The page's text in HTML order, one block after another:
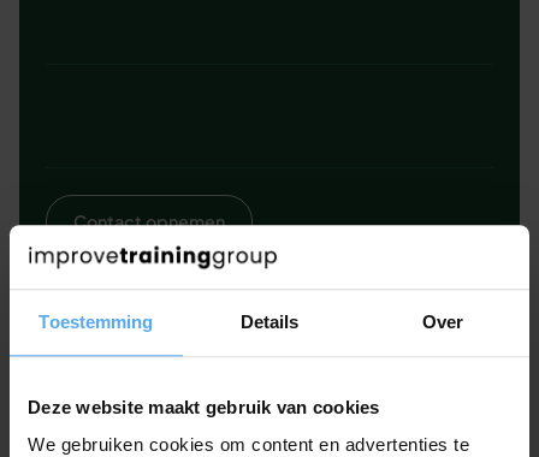
Toestemming Details Over
Deze website maakt gebruik van cookies
We gebruiken cookies om content en advertenties te
Contact opnemen
Zoek je een zakelijke workshop voor
je medewerkers?